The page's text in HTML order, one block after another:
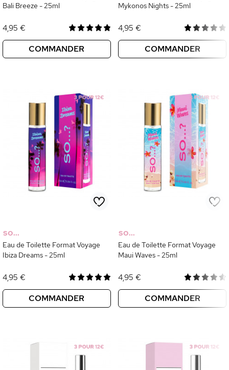
Bali Breeze - 25ml
4,95 €
COMMANDER
Mykonos Nights - 25ml
4,95 €
COMMANDER
SO...
Eau de Toilette Format Voyage
Ibiza Dreams - 25ml
4,95 €
COMMANDER
SO...
Eau de Toilette Format Voyage
Maui Waves - 25ml
4,95 €
COMMANDER